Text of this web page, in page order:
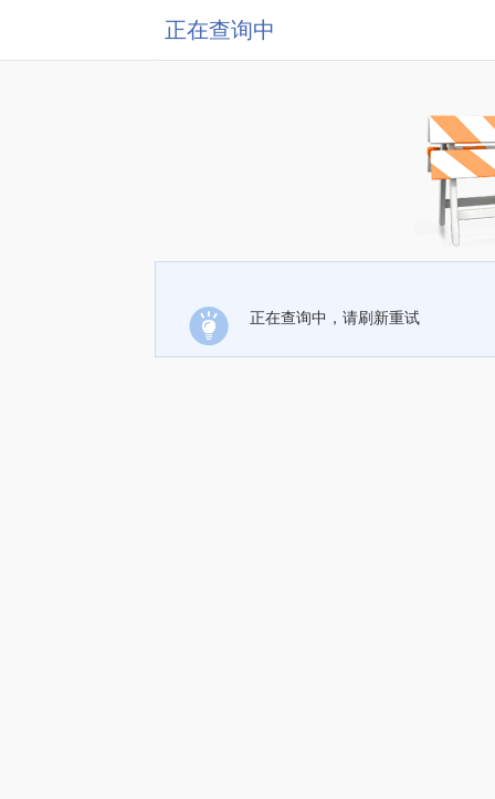
正在查询中
正在查询中，请刷新重试